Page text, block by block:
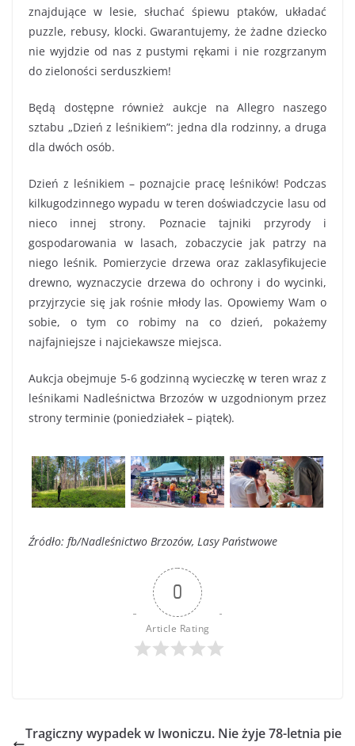
znajdujące w lesie, słuchać śpiewu ptaków, układać
puzzle, rebusy, klocki. Gwarantujemy, że żadne dziecko
nie wyjdzie od nas z pustymi rękami i nie rozgrzanym
do zieloności serduszkiem!
Będą dostępne również aukcje na Allegro naszego
sztabu „Dzień z leśnikiem”: jedna dla rodzinny, a druga
dla dwóch osób.
Dzień z leśnikiem – poznajcie pracę leśników! Podczas
kilkugodzinnego wypadu w teren doświadczycie lasu od
nieco innej strony. Poznacie tajniki przyrody i
gospodarowania w lasach, zobaczycie jak patrzy na
niego leśnik. Pomierzycie drzewa oraz zaklasyfikujecie
drewno, wyznaczycie drzewa do ochrony i do wycinki,
przyjrzycie się jak rośnie młody las. Opowiemy Wam o
sobie, o tym co robimy na co dzień, pokażemy
najfajniejsze i najciekawsze miejsca.
Aukcja obejmuje 5-6 godzinną wycieczkę w teren wraz z
leśnikami Nadleśnictwa Brzozów w uzgodnionym przez
strony terminie (poniedziałek – piątek).
Źródło: fb/Nadleśnictwo Brzozów, Lasy Państwowe
0
Article Rating
Tragiczny wypadek w Iwoniczu. Nie żyje 78-letnia pie